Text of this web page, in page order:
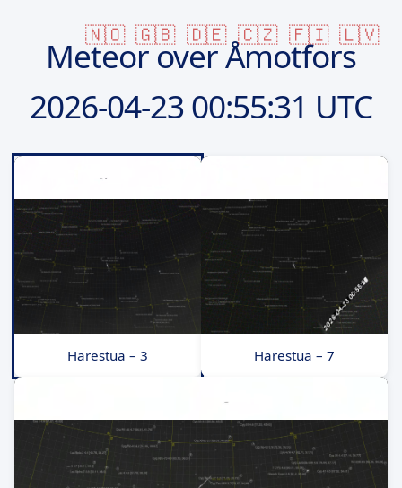
🇳🇴 🇬🇧 🇩🇪 🇨🇿 🇫🇮 🇱🇻
Meteor over Åmotfors
2026-04-2300:55:31 UTC
Harestua – 3 Harestua – 7